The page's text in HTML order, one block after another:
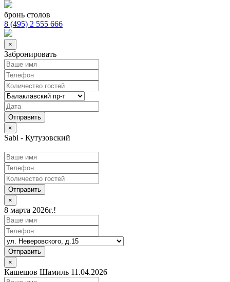
бронь столов
8 (495) 2 555 666
×
Забронировать
×
Sabi - Кутузовский
Отправить
×
8 марта 2026г.!
Отправить
×
Кашешов Шамиль 11.04.2026